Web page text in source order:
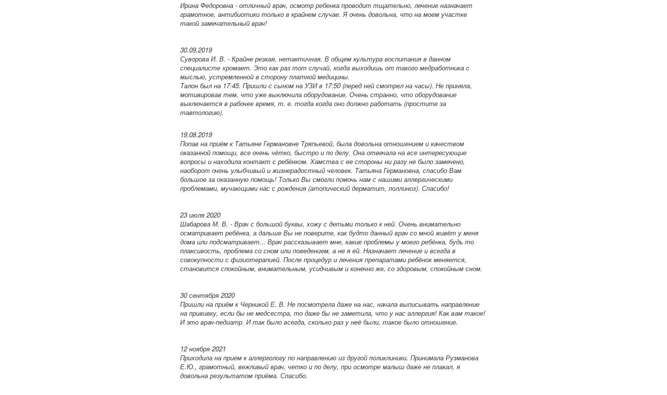
Ирина Федоровна - отличный врач, осмотр ребенка проводит тщательно, лечение назначает
грамотное, антибиотики только в крайнем случае. Я очень довольна, что на моем участке
такой замечательный врач!
30.09.2019
Суворова И. В. - Крайне резкая, нетактичная. В общем культура воспитания в данном
специалисте хромает. Это как раз тот случай, когда выходишь от такого медработника с
мыслью, устремленной в сторону платной медицины.
Талон был на 17:45. Пришли с сыном на УЗИ в 17:50 (перед ней смотрел на часы). Не приняла,
мотивировав тем, что уже выключила оборудование. Очень странно, что оборудование
выключается в рабочее время, т. е. тогда когда оно должно работать (простите за
тавтологию).
19.08.2019
Попав на приём к Татьяне Германовне Тряпьевой, была довольна отношением и качеством
оказанной помощи, все очень чётко, быстро и по делу. Она отвечала на все интересующие
вопросы и находила контакт с ребёнком. Хамства с ее стороны ни разу не было замечено,
наоборот очень улыбчивый и жизнерадостный человек. Татьяна Германовна, спасибо Вам
большое за оказанную помощь! Только Вы смогли помочь нам с нашими аллергическими
проблемами, мучающими нас с рождения (атопический дерматит, поллиноз). Спасибо!
23 июля 2020
Шабарова М. В. - Врач с большой буквы, хожу с детьми только к ней. Очень внимательно
осматривает ребёнка, а дальше Вы не поверите, как будто данный врач со мной живёт у меня
дома или подсматривает... Врач рассказывает мне, какие проблемы у моего ребёнка, будь то
плаксивость, проблема со сном или поведением, а не я ей. Назначает лечение и всегда в
совокупности с физиотерапией. После процедур и лечения препаратами ребёнок меняется,
становится спокойным, внимательным, усидчивым и конечно же, со здоровым, спокойным сном.
30 сентября 2020
Пришли на приём к Черникой Е. В. Не посмотрела даже на нас, начала выписывать направление
на прививку, если бы не медсестра, то даже бы не заметила, что у нас аллергия! Как вам такое!
И это врач-педиатр. И так было всегда, сколько раз у неё были, такое было отношение.
12 ноября 2021
Приходила на прием к аллергологу по направлению из другой поликлиники. Принимала Рузманова
Е.Ю., грамотный, вежливый врач, четко и по делу, при осмотре малыш даже не плакал, я
довольна результатом приёма. Спасибо.